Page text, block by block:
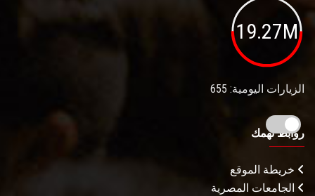
19.27M
الزيارات اليومية: 655
روابط تهمك
خريطة الموقع
الجامعات المصرية